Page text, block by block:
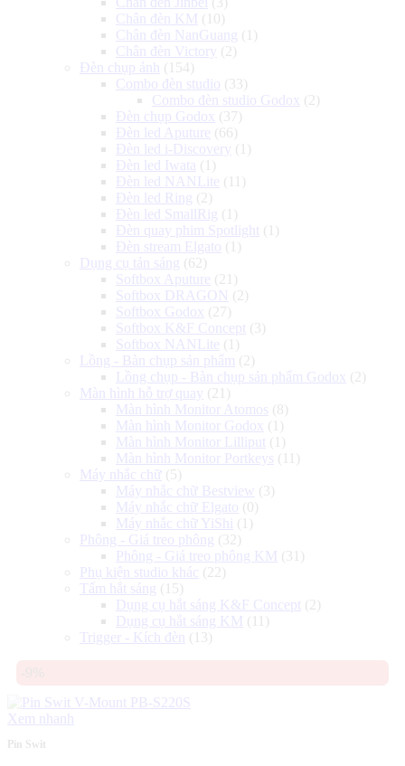
Chân đèn KM (10)
Chân đèn NanGuang (1)
Chân đèn Victory (2)
Đèn chụp ảnh
(154)
Combo đèn studio (33)
Combo đèn studio Godox (2)
Đèn chụp Godox (37)
Đèn led Aputure (66)
Đèn led i-Discovery (1)
Đèn led Iwata (1)
Đèn led NANLite (11)
Đèn led Ring (2)
Đèn led SmallRig (1)
Đèn quay phim Spotlight (1)
Đèn stream Elgato (1)
Dụng cụ tản sáng (62)
Softbox Aputure (21)
Softbox DRAGON (2)
Softbox Godox (27)
Softbox K&F Concept (3)
Softbox NANLite (1)
Lồng - Bàn chụp sản phẩm (2)
Lồng chụp - Bàn chụp sản phẩm Godox (2)
Màn hình hỗ trợ quay (21)
Màn hình Monitor Atomos (8)
Màn hình Monitor Godox (1)
Màn hình Monitor Lilliput (1)
Màn hình Monitor Portkeys (11)
Máy nhắc chữ (5)
Máy nhắc chữ Bestview (3)
Máy nhắc chữ Elgato (0)
Máy nhắc chữ YiShi
(1)
Phông - Giá treo phông (32)
Phông - Giá treo phông KM (31)
Phụ kiện studio khác (22)
Tấm hắt sáng (15)
Dụng cụ hắt sáng K&F Concept (2)
Dụng cụ hắt sáng KM (11)
Trigger - Kích đèn
(13)
Xem nhanh
Pin Swit